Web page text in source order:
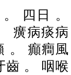
四日 。
癀病痰病
。 癲癎風
齒 。 咽喉